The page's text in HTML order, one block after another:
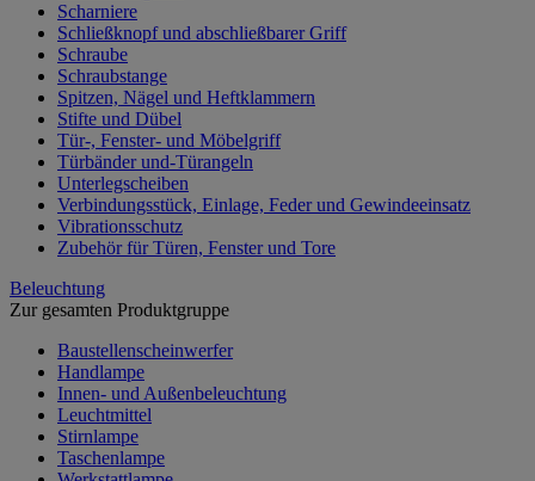
Scharniere
Schließknopf und abschließbarer Griff
Schraube
Schraubstange
Spitzen, Nägel und Heftklammern
Stifte und Dübel
Tür-, Fenster- und Möbelgriff
Türbänder und-Türangeln
Unterlegscheiben
Verbindungsstück, Einlage, Feder und Gewindeeinsatz
Vibrationsschutz
Zubehör für Türen, Fenster und Tore
Beleuchtung
Zur gesamten Produktgruppe
Baustellenscheinwerfer
Handlampe
Innen- und Außenbeleuchtung
Leuchtmittel
Stirnlampe
Taschenlampe